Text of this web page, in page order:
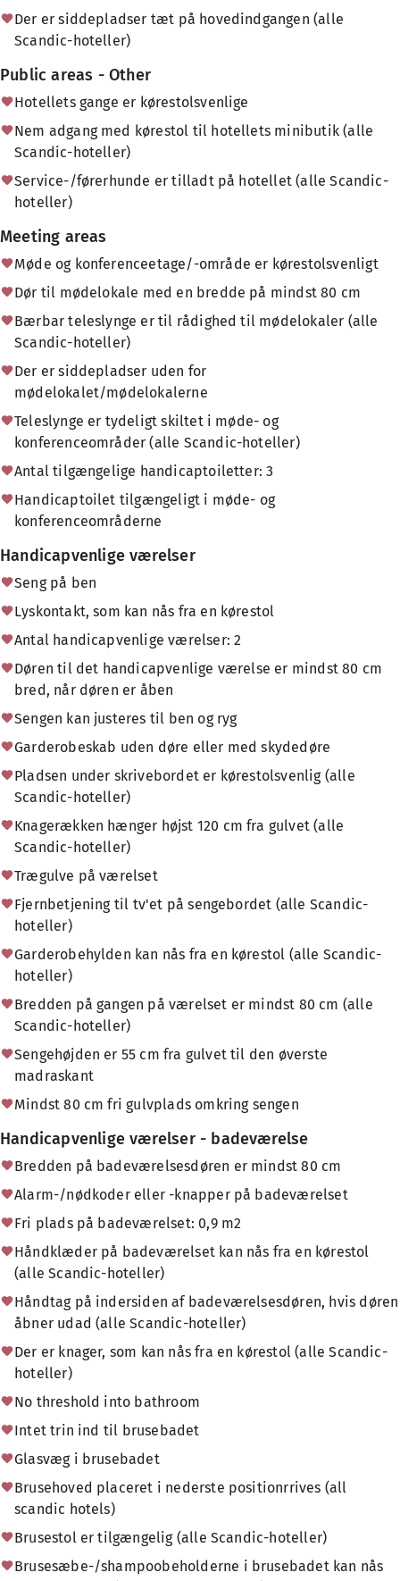
Der er siddepladser tæt på hovedindgangen (alle
Scandic-hoteller)
Public areas - Other
Hotellets gange er kørestolsvenlige
Nem adgang med kørestol til hotellets minibutik (alle
Scandic-hoteller)
Service-/førerhunde er tilladt på hotellet (alle Scandic-
hoteller)
Meeting areas
Møde og konferenceetage/-område er kørestolsvenligt
Dør til mødelokale med en bredde på mindst 80 cm
Bærbar teleslynge er til rådighed til mødelokaler (alle
Scandic-hoteller)
Der er siddepladser uden for
mødelokalet/mødelokalerne
Teleslynge er tydeligt skiltet i møde- og
konferenceområder (alle Scandic-hoteller)
Antal tilgængelige handicaptoiletter: 3
Handicaptoilet tilgængeligt i møde- og
konferenceområderne
Handicapvenlige værelser
Seng på ben
Lyskontakt, som kan nås fra en kørestol
Antal handicapvenlige værelser: 2
Døren til det handicapvenlige værelse er mindst 80 cm
bred, når døren er åben
Sengen kan justeres til ben og ryg
Garderobeskab uden døre eller med skydedøre
Pladsen under skrivebordet er kørestolsvenlig (alle
Scandic-hoteller)
Knagerækken hænger højst 120 cm fra gulvet (alle
Scandic-hoteller)
Trægulve på værelset
Fjernbetjening til tv'et på sengebordet (alle Scandic-
hoteller)
Garderobehylden kan nås fra en kørestol (alle Scandic-
hoteller)
Bredden på gangen på værelset er mindst 80 cm (alle
Scandic-hoteller)
Sengehøjden er 55 cm fra gulvet til den øverste
madraskant
Mindst 80 cm fri gulvplads omkring sengen
Handicapvenlige værelser - badeværelse
Bredden på badeværelsesdøren er mindst 80 cm
Alarm-/nødkoder eller -knapper på badeværelset
Fri plads på badeværelset: 0,9 m2
Håndklæder på badeværelset kan nås fra en kørestol
(alle Scandic-hoteller)
Håndtag på indersiden af badeværelsesdøren, hvis døren
åbner udad (alle Scandic-hoteller)
Der er knager, som kan nås fra en kørestol (alle Scandic-
hoteller)
No threshold into bathroom
Intet trin ind til brusebadet
Glasvæg i brusebadet
Brusehoved placeret i nederste positionrrives (all
scandic hotels)
Brusestol er tilgængelig (alle Scandic-hoteller)
Brusesæbe-/shampoobeholderne i brusebadet kan nås